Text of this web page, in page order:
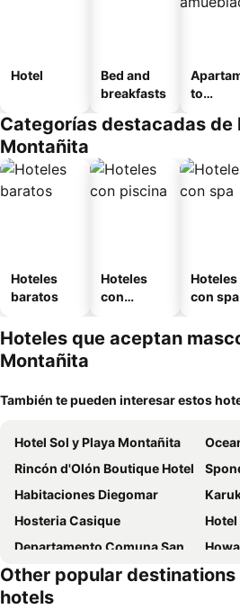
Hotel
Bed and
breakfasts
to
o
Categorías destacadas de
Montañita
Hoteles
baratos
Hoteles
con
Hoteles
con spa
Hoteles que aceptan
Montañita
También te pueden interesar estos
Hotel Sol y Playa Montañita
Rincón d'Olón Boutique Hotel
Habitaciones Diegomar
Hosteria Casique
Departamento Comuna San Jose
El Campito Art Lodge
GLAMSUITE FRENTE AL MAR con HIDRO
Other popular
hotels